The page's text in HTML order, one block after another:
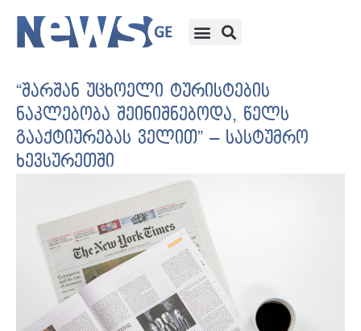
“შარშან უცხოელი ტურისტების
ნაკლებობა შეინიშნებოდა, წელს
გააქტიურებას ველით” – სასტუმრო
ხევსურეთში